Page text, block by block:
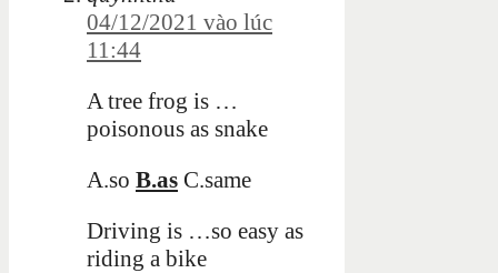
04/12/2021 vào lúc
11:44
A tree frog is …
poisonous as snake
A.so B.as C.same
Driving is …so easy as
riding a bike